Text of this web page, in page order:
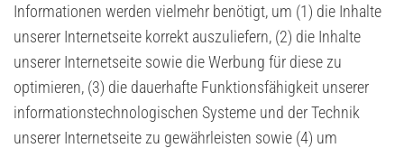
Informationen werden vielmehr benötigt, um (1) die Inhalte
unserer Internetseite korrekt auszuliefern, (2) die Inhalte
unserer Internetseite sowie die Werbung für diese zu
optimieren, (3) die dauerhafte Funktionsfähigkeit unserer
informationstechnologischen Systeme und der Technik
unserer Internetseite zu gewährleisten sowie (4) um